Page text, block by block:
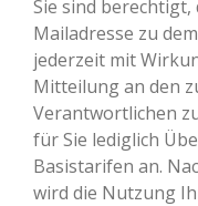
Sie sind
Mailadresse zu
jederzeit mit
Mitteilung an den
Verantwortlichen
für Sie lediglich
Basistarifen an.
wird die Nutzung